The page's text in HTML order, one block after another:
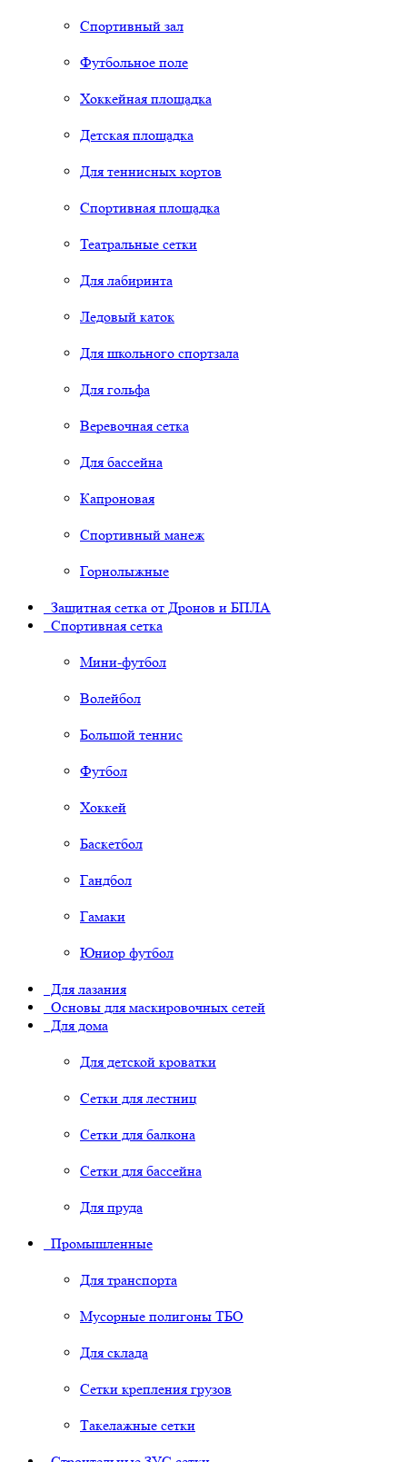
Спортивный зал
Футбольное поле
Хоккейная площадка
Детская площадка
Для теннисных кортов
Спортивная площадка
Театральные сетки
Для лабиринта
Ледовый каток
Для школьного спортзала
Для гольфа
Веревочная сетка
Для бассейна
Капроновая
Спортивный манеж
Горнолыжные
Защитная сетка от Дронов и БПЛА
Спортивная сетка
Мини-футбол
Волейбол
Большой теннис
Футбол
Хоккей
Баскетбол
Гандбол
Гамаки
Юниор футбол
Для лазания
Основы для маскировочных сетей
Для дома
Для детской кроватки
Сетки для лестниц
Сетки для балкона
Сетки для бассейна
Для пруда
Промышленные
Для транспорта
Мусорные полигоны ТБО
Для склада
Сетки крепления грузов
Такелажные сетки